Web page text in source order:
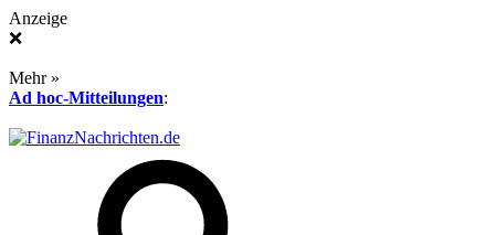
Anzeige
❌
Mehr »
Ad hoc-Mitteilungen: